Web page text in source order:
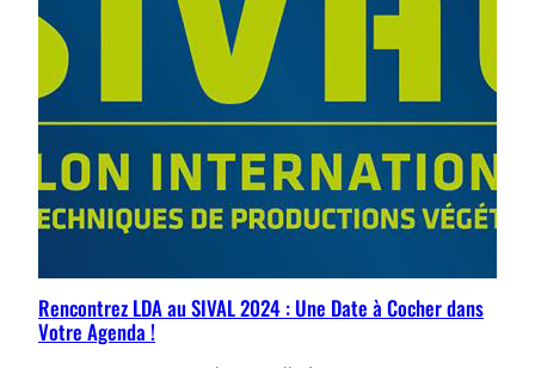
Rencontrez LDA au SIVAL 2024 : Une Date à Cocher dans
Votre Agenda !